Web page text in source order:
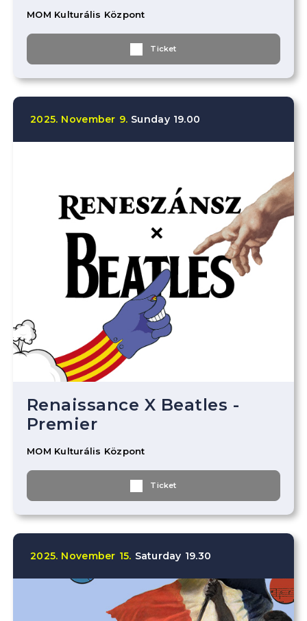
MOM Kulturális Központ
Ticket
2025. November 9. Sunday 19.00
Renaissance X Beatles -
Premier
MOM Kulturális Központ
Ticket
2025. November 15. Saturday 19.30